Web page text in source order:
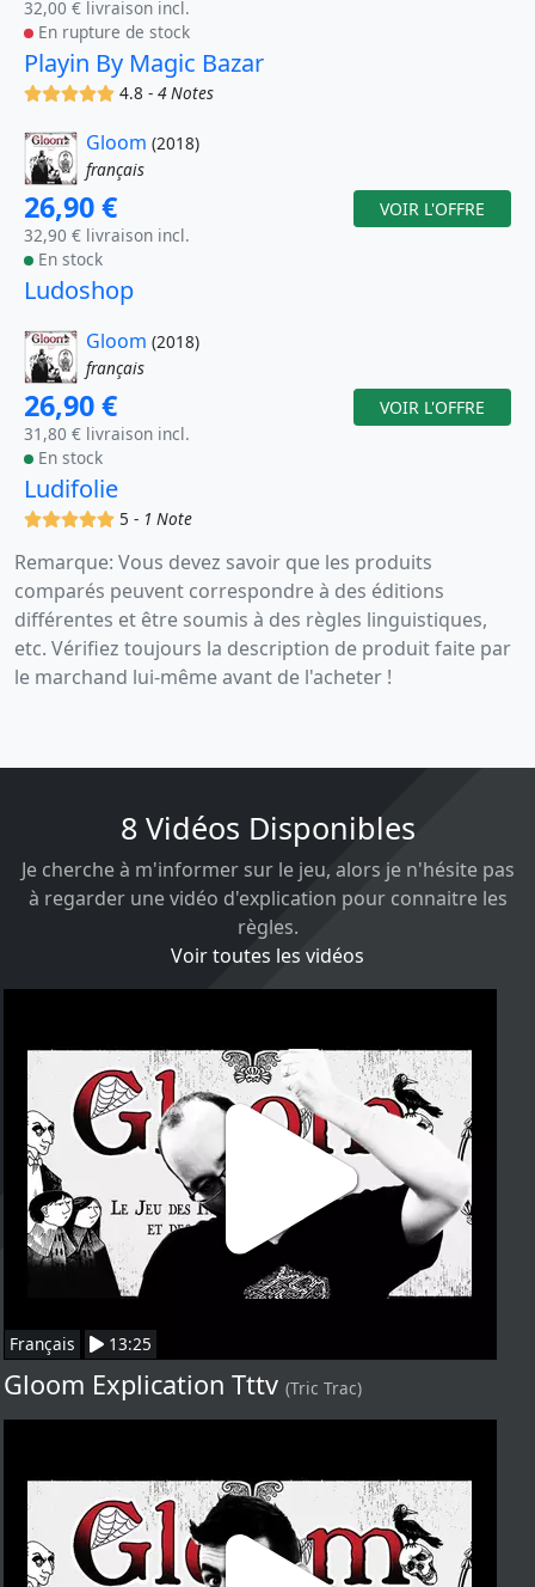
32,00 € livraison incl.
En rupture de stock
Playin By Magic Bazar
(x)(x)(x)(x)(x)4.8 -4 Notes
Gloom (2018)
français
26,90 €
32,90 € livraison incl.
En stock
VOIR L'OFFRE
Ludoshop
Gloom (2018)
français
26,90 €
31,80 € livraison incl.
En stock
VOIR L'OFFRE
Ludifolie
(x)(x)(x)(x)(x)5 - 1 Note
Remarque: Vous devez savoir que les produits
comparés peuvent correspondre à des éditions
différentes et être soumis à des règles linguistiques,
etc. Vérifiez toujours la description de produit faite par
le marchand lui-même avant de l'acheter !
8 Vidéos Disponibles
Je cherche à m'informer sur le jeu, alors je n'hésite pas
à regarder une vidéo d'explication pour connaitre les
règles.
Voir toutes les vidéos
Français 13:25
Gloom Explication Tttv (Tric Trac)